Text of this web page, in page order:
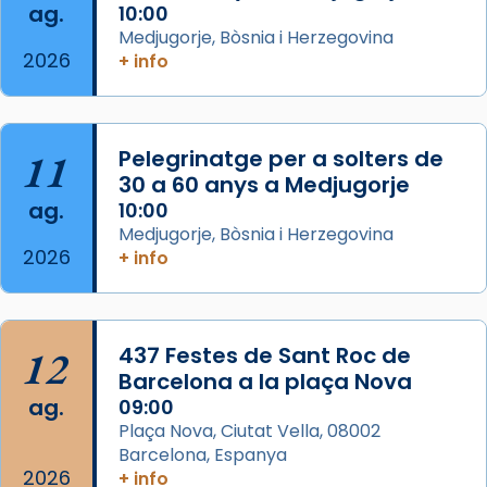
View on Facebook ·
de Barcelona.
Aquest dilluns, 27 de juliol, ha tingut lloc la
missa d’acció de gràcies en agraïment al
comitè organitzador de la visita apostòlica
del Sant Pare Lleó XIV a Barcelona, i als
col·laboradors, a la Catedral de Barcelona.
L’arquebisbe de Barcelona, el cardenal Joan
Josep Omella, ha presidit la missa i l’ha
concelebrat el bisbe auxiliar de Barcelona,
Mons. David Abadías.
📸 Dr. G. Simón
Photo
ag.
2026
10:00
Medjugorje, Bòsnia i Herzegovina
+ info
11
ag.
2026
Pelegrinatge per a solters de
30 a 60 anys a Medjugorje
10:00
Medjugorje, Bòsnia i Herzegovina
+ info
12
ag.
2026
437 Festes de Sant Roc de
Barcelona a la plaça Nova
09:00
Plaça Nova, Ciutat Vella, 08002
Barcelona, Espanya
+ info